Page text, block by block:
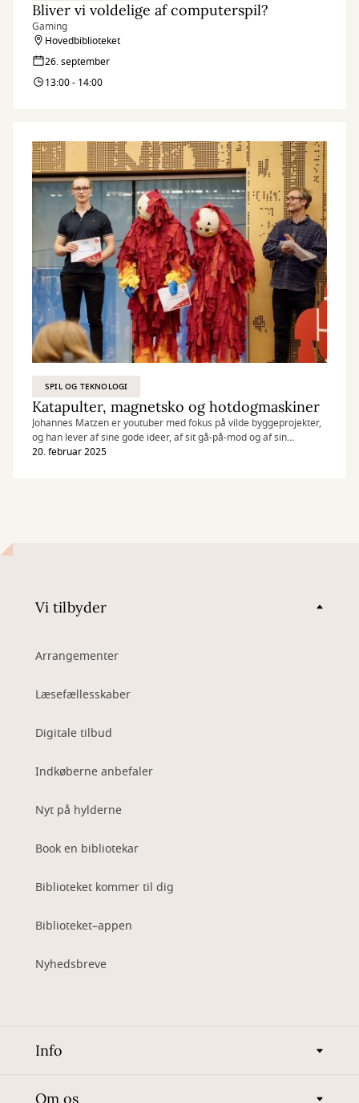
Bliver vi voldelige af computerspil?
Gaming
Hovedbiblioteket
26. september
13:00 - 14:00
SPIL OG TEKNOLOGI
Katapulter, magnetsko og hotdogmaskiner
Johannes Matzen er youtuber med fokus på vilde byggeprojekter,
og han lever af sine gode ideer, af sit gå-på-mod og af sin
stædighed. Vedholdenhed og mod til at fejle er nemlig to af de
20. februar 2025
Vi tilbyder
Arrangementer
Læsefællesskaber
Digitale tilbud
Indkøberne anbefaler
Nyt på hylderne
Book en bibliotekar
Biblioteket kommer til dig
Biblioteket–appen
Nyhedsbreve
Info
Om os